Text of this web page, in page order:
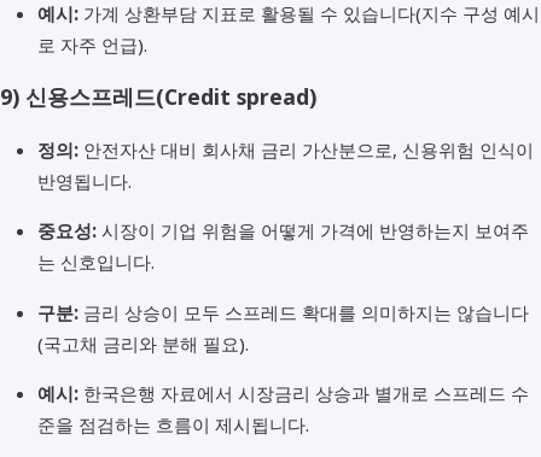
예시:가계 상환부담 지표로 활용될 수 있습니다(지수 구성 예시
로 자주 언급).
9) 신용스프레드(Credit spread)
정의:안전자산 대비 회사채 금리 가산분으로, 신용위험 인식이
반영됩니다.
중요성:시장이 기업 위험을 어떻게 가격에 반영하는지 보여주
는 신호입니다.
구분:금리 상승이 모두 스프레드 확대를 의미하지는 않습니다
(국고채 금리와 분해 필요).
예시:한국은행 자료에서 시장금리 상승과 별개로 스프레드 수
준을 점검하는 흐름이 제시됩니다.